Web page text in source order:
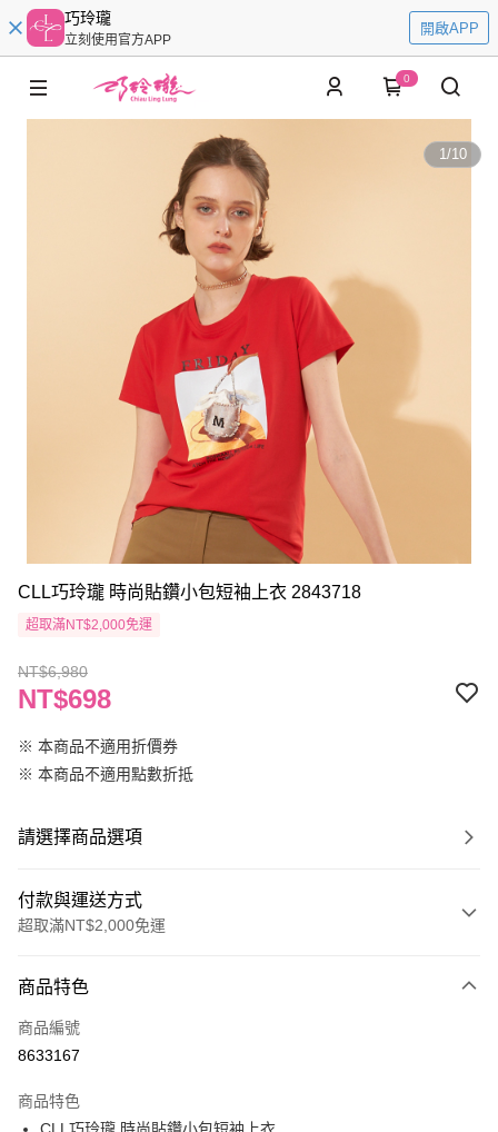
巧玲瓏
立刻使用官方APP
開啟APP
0
1/10
CLL巧玲瓏 時尚貼鑽小包短袖上衣 2843718
超取滿NT$2,000免運
NT$6,980
NT$698
※ 本商品不適用折價券
※ 本商品不適用點數折抵
請選擇商品選項
付款與運送方式
超取滿NT$2,000免運
信用卡一次付款
信用卡分期付款
合作金庫商業銀行
超商取貨付款
商品特色
商品編號
8633167
商品特色